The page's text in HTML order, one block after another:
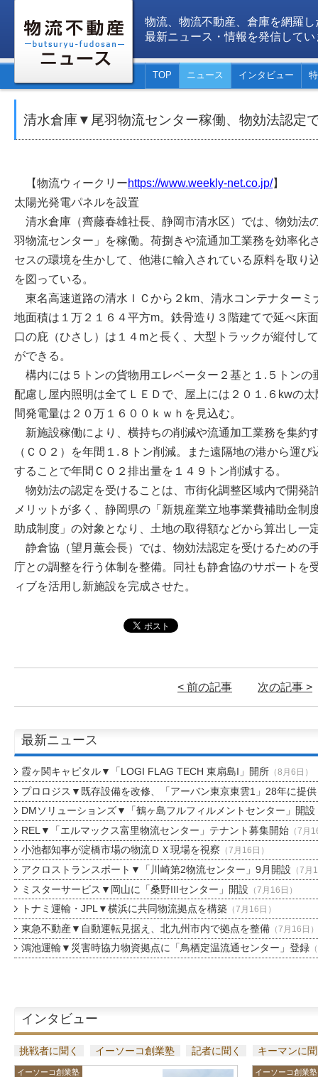
物流、物流不動産、倉庫を網羅し
最新ニュース・情報を発信してい
TOP ニュース インタビュー
清水倉庫▼尾羽物流センター稼働、物効法認定
【物流ウィークリーhttps://www.weekly-net.co.jp/】
太陽光発電パネルを設置
清水倉庫（齊藤春雄社長、静岡市清水区）では、物効法
羽物流センター」を稼働。荷捌きや流通加工業務を効率化
セスの環境を生かして、他港に輸入されている原料を取り
を図っている。
東名高速道路の清水ＩＣから２km、清水コンテナターミ
地面積は１万２１６４平方m。鉄骨造り３階建てで延べ床
口の庇（ひさし）は１４mと長く、大型トラックが縦付し
ができる。
構内には５トンの貨物用エレベーター２基と１.５トンの
配慮し屋内照明は全てＬＥＤで、屋上には２０１.６kwの
間発電量は２０万１６００ｋｗｈを見込む。
新施設稼働により、横持ちの削減や流通加工業務を集約
（ＣＯ２）を年間１.８トン削減。また遠隔地の港から運
することで年間ＣＯ２排出量を１４９トン削減する。
物効法の認定を受けることは、市街化調整区域内で開発
メリットが多く、静岡県の「新規産業立地事業費補助金制
助成制度」の対象となり、土地の取得額などから算出し一
静倉協（望月薫会長）では、物効法認定を受けるための
庁との調整を行う体制を整備。同社も静倉協のサポートを
ィブを活用し新施設を完成させた。
< 前の記事 次の記事 >
最新ニュース
霞ヶ関キャピタル▼「LOGI FLAG TECH 東扇島I」開所（8月6日）
プロロジス▼既存設備を改修、「アーバン東京東雲1」28年に提供
DMソリューションズ▼「鶴ヶ島フルフィルメントセンター」開設
REL▼「エルマックス富里物流センター」テナント募集開始（7月
小池都知事が淀橋市場の物流ＤＸ現場を視察 （7月16日）
アクロストランスポート▼「川崎第2物流センター」9月開設 （7月
ミスターサービス▼岡山に「桑野IIIセンター」開設 （7月16日）
トナミ運輸・JPL▼横浜に共同物流拠点を構築（7月16日）
東急不動産▼自動運転見据え、北九州市内で拠点を整備（7月16日）
鴻池運輸▼災害時協力物資拠点に「鳥栖定温流通センター」登録
インタビュー
挑戦者に聞く イーソーコ創業塾 記者に聞く キーマンに
イーソーコ創業塾 イーソーコ創業塾